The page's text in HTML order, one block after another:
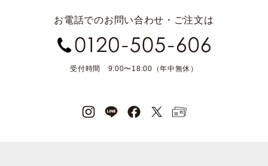
お電話でのお問い合わせ・ご注文は
受付時間 9:00〜18:00（年中無休）